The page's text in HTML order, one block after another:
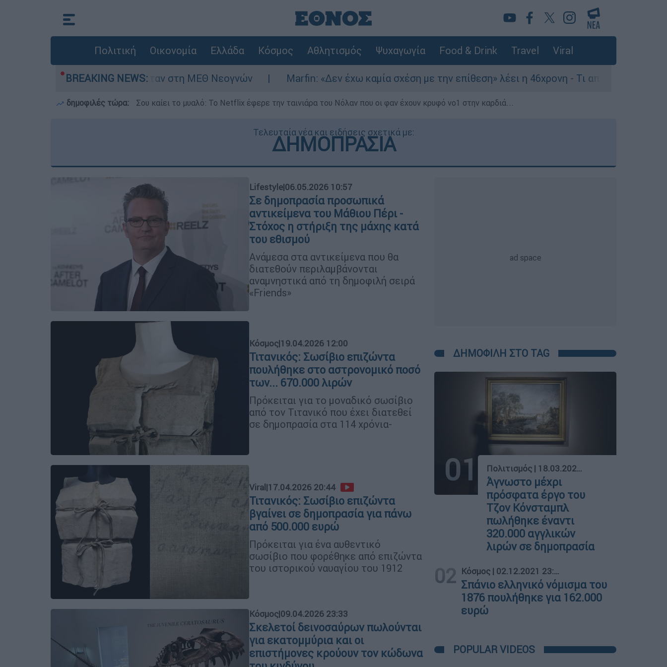
Πολιτική Οικονομία Ελλάδα Κόσμος Αθλητισμός Ψυχαγωγία Food & Drink Travel Viral
BREAKING NEWS:
- Νοσηλευόταν στη ΜΕΘ Νεογνών Marfin: «Δεν έχω καμία σχέση με την επίθεση» λέει η 46χρονη - Τι αποκάλυψε στους
δημοφιλές τώρα: Σου καίει το μυαλό: Το Netflix έφερε την ταινιάρα του Νόλαν που οι φαν έχουν κρυφό νο1 στην καρδιά...
Τελευταία νέα και ειδήσεις σχετικά με:
ΔΗΜΟΠΡΑΣΙΑ
Lifestyle|06.05.2026 10:57
Σε δημοπρασία προσωπικά
αντικείμενα του Μάθιου Πέρι -
Στόχος η στήριξη της μάχης κατά
του εθισμού
Ανάμεσα στα αντικείμενα που θα
διατεθούν περιλαμβάνονται
αναμνηστικά από τη δημοφιλή σειρά
«Friends»
Κόσμος|19.04.2026 12:00
Τιτανικός: Σωσίβιο επιζώντα
πουλήθηκε στο αστρονομικό ποσό
των... 670.000 λιρών
Πρόκειται για το μοναδικό σωσίβιο
από τον Τιτανικό που έχει διατεθεί
σε δημοπρασία στα 114 χρόνια-
Viral|17.04.2026 20:44
Τιτανικός: Σωσίβιο επιζώντα
βγαίνει σε δημοπρασία για πάνω
από 500.000 ευρώ
Πρόκειται για ένα αυθεντικό
σωσίβιο που φορέθηκε από επιζώντα
του ιστορικού ναυαγίου του 1912
Κόσμος|09.04.2026 23:33
Σκελετοί δεινοσαύρων πωλούνται
για εκατομμύρια και οι
επιστήμονες κρούουν τον κώδωνα
ΔΗΜΟΦΙΛΗ ΣΤΟ TAG
01 Πολιτισμός | 18.03.2025 05:00
Άγνωστο μέχρι
πρόσφατα έργο του
Τζον Κόνσταμπλ
πωλήθηκε έναντι
320.000 αγγλικών
λιρών σε δημοπρασία
02 Κόσμος | 02.12.2021 23:41
Σπάνιο ελληνικό νόμισμα του
1876 πουλήθηκε για 162.000
ευρώ
POPULAR VIDEOS